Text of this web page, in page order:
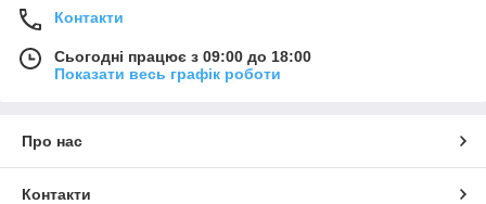
Контакти
Сьогодні працює з 09:00 до 18:00
Показати весь графік роботи
Про нас
Контакти